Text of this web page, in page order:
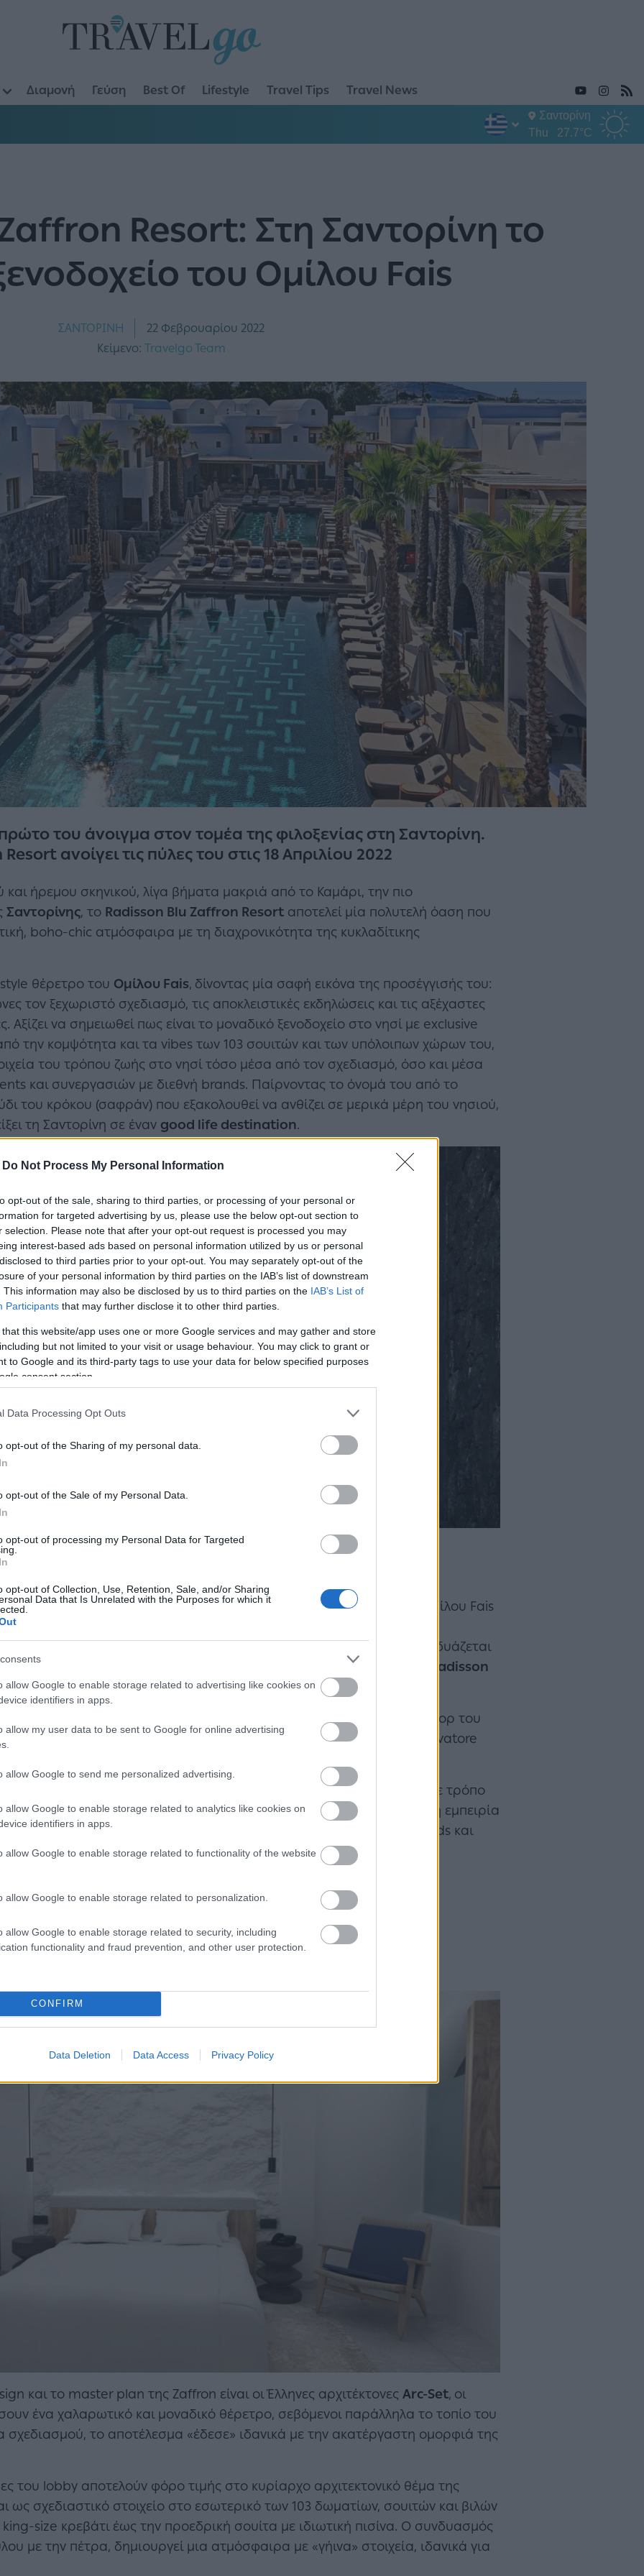
Do Not Process My Personal Information
opt-out of the sale, sharing to third parties, or processing of your personal or
for targeted advertising by us, please use the below opt-out section to
selection. Please note that after your opt-out request is processed you may
interest-based ads based on personal information utilized by us or personal
to third parties prior to your opt-out. You may separately opt-out of the
of your personal information by third parties on the IAB’s list of downstream
This information may also be disclosed by us to third parties on the IAB’s List of
Participants that may further disclose it to other third parties.
that this website/app uses one or more Google services and may gather and store
but not limited to your visit or usage behaviour. You may click to grant or
to Google and its third-party tags to use your data for below specified purposes
consent section.
Data Processing Opt Outs
opt-out of the Sharing of my personal data.
opt-out of the Sale of my Personal Data.
opt-out of processing my Personal Data for Targeted
opt-out of Collection, Use, Retention, Sale, and/or Sharing
Data that Is Unrelated with the Purposes for which it
allow Google to enable storage related to advertising like cookies on
identifiers in apps.
allow my user data to be sent to Google for online advertising
allow Google to send me personalized advertising.
allow Google to enable storage related to analytics like cookies on
identifiers in apps.
allow Google to enable storage related to functionality of the website
allow Google to enable storage related to personalization.
allow Google to enable storage related to security, including
functionality and fraud prevention, and other user protection.
CONFIRM
Data Deletion Data Access Privacy Policy
Διαμονή Γεύση Best Of Lifestyle Travel Tips Travel News
Σαντορίνη
Thu
27.7°C
Resort: Στη Σαντορίνη το
του Ομίλου Fais
ΣΑΝΤΟΡΙΝΗ
22 Φεβρουαρίου 2022
Κείμενο: Travelgo Team
του άνοιγμα στον τομέα της φιλοξενίας στη Σαντορίνη.
ανοίγει τις πύλες του στις 18 Απριλίου 2022
και ήρεμου σκηνικού, λίγα βήματα μακριά από το Καμάρι, την πιο
Σαντορίνης, το Radisson Blu Zaffron Resort αποτελεί μία πολυτελή όαση που
boho-chic ατμόσφαιρα με τη διαχρονικότητα της κυκλαδίτικης
θέρετρο του Ομίλου Fais, δίνοντας μία σαφή εικόνα της προσέγγισής του:
τον ξεχωριστό σχεδιασμό, τις αποκλειστικές εκδηλώσεις και τις αξέχαστες
Αξίζει να σημειωθεί πως είναι το μοναδικό ξενοδοχείο στο νησί με exclusive
την κομψότητα και τα vibes των 103 σουιτών και των υπόλοιπων χώρων του,
του τρόπου ζωής στο νησί τόσο μέσα από τον σχεδιασμό, όσο και μέσα
και συνεργασιών με διεθνή brands. Παίρνοντας το όνομά του από το
του κρόκου (σαφράν) που εξακολουθεί να ανθίζει σε μερικά μέρη του νησιού,
τη Σαντορίνη σε έναν good life destination.
ανέρχεται στα 20 εκ. ευρώ σηματοδοτεί το πρώτο άνοιγμα του Ομίλου Fais
επόμενα βήματα την επέκταση σε Κέρκυρα και Κρήτη. Η επιλογή της
γνωστούς premium ταξιδιωτικούς προορισμούς παγκοσμίως - συνδυάζεται
ποιοτικής φιλοξενίας που χαρακτηρίζει το international flag της
Radisson
στις υψηλές προδιαγραφές που θέτει πάντα ο Όμιλος.
το ήδη τεράστιο χαρτοφυλάκιο brands πολυτελείας, μόδας και σπορ του
με έδρα την Αθήνα. Ανάμεσά τους, ονόματα όπως Tod's, Hogan, Salvatore
Yachts, KIKO Milano, Under Armour, Adidas, Puma και Technogym.
να παρουσιάσουμε τη sui generis προσέγγισή μας στη φιλοξενία με τρόπο
του νησιού. Ταυτόχρονα, θέλουμε να εισάγουμε μια νέα ιδέα όπου η εμπειρία
και αναβαθμίζεται μέσω δυναμικών συνεργασιών διεθνών brands και
σημειώνει οΜανώλης Παπαδάκης ,Γενικός Διευθυντής του
Blu Zaffron Resort
με αναφορές στην
κληρονομιά των Κυκλάδων
και το master plan της Zaffron είναι οι Έλληνες αρχιτέκτονες Arc-Set, οι
ένα χαλαρωτικό και μοναδικό θέρετρο, σεβόμενοι παράλληλα το τοπίο του
το αποτέλεσμα «έδεσε» ιδανικά με την ακατέργαστη ομορφιά της
του lobby αποτελούν φόρο τιμής στο κυρίαρχο αρχιτεκτονικό θέμα της
ως σχεδιαστικό στοιχείο στο εσωτερικό των 103 δωματίων, σουιτών και βιλών
size κρεβάτι έως την προεδρική σουίτα με ιδιωτική πισίνα. Ο συνδυασμός
με την πέτρα, δημιουργεί μια ατμόσφαιρα με «γήινα» στοιχεία, ιδανικά για